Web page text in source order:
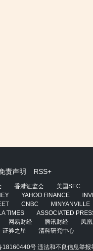
责声明 RSS+
香港证监会 美国SEC
YAHOO FINANCE
CNBC MINYANVILLE
TIMES ASSOCIATED
网易财经 腾讯财经 凤
证券之星 清科研究中心
18160440号 违法和不良信息举